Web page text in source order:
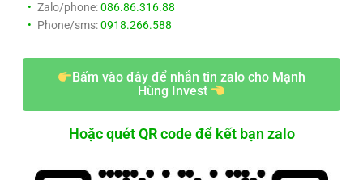
Zalo/phone:086.86.316.88
Phone/sms:0918.266.588
Bấm vào đây để nhắn tin zalo cho Mạnh
Hùng Invest
Hoặc quét QR code để kết bạn zalo